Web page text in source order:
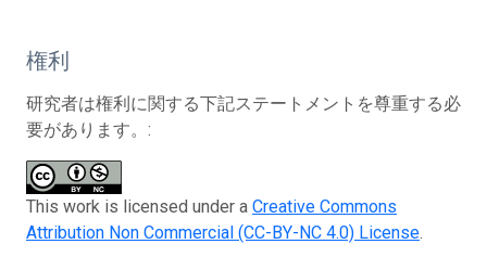
権利
研究者は権利に関する下記ステートメントを尊重する必
要があります。:
This work is licensed under a Creative Commons
Attribution Non Commercial (CC-BY-NC 4.0) License.